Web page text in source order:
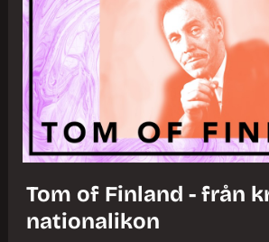
Tom of Finland - från
nationalikon